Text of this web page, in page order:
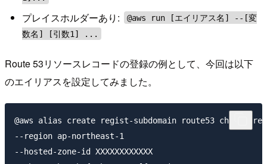
プレイスホルダーあり:
@aws run [エイリアス名] --[変
数名] [引数1] ...
Route 53リソースレコードの登録の例として、今回は以下
のエイリアスを設定してみました。
@aws alias create regist-subdomain route53 change-
--region ap-northeast-1
--hosted-zone-id XXXXXXXXXXXX